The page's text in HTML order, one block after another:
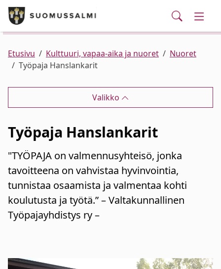
Siirry pääsisältöön
Puhelinluettelo/yhteystiedot
Palvelut
Ajankohtaista
Verkkokauppa
Haku
Kunta ja hallinto
Asuminen ja ympäristö
Elinvoima
Kulttuuri, vapaa-aika ja nuoret
Etusivu Kulttuuri, vapaa-aika ja nuoret
Nuoret
Työpaja Hanslankarit
Valikko
Työpaja Hanslankarit
"TYÖPAJA on valmennusyhteisö, jonka
tavoitteena on vahvistaa hyvinvointia,
tunnistaa osaamista ja valmentaa kohti
koulutusta ja työtä.” – Valtakunnallinen
Työpajayhdistys ry –